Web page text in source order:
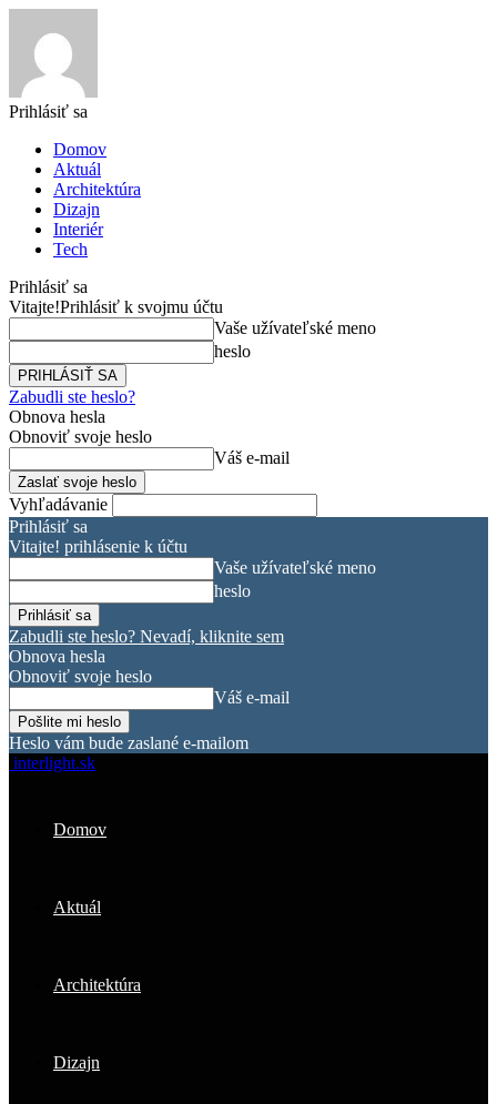
Prihlásiť sa
Domov
Aktuál
Architektúra
Dizajn
Interiér
Tech
Prihlásiť sa
Vitajte!Prihlásiť k svojmu účtu
Vaše užívateľské meno
heslo
Zabudli ste heslo?
Obnova hesla
Obnoviť svoje heslo
Váš e-mail
Vyhľadávanie
Prihlásiť sa
Vitajte! prihlásenie k účtu
Vaše užívateľské meno
heslo
Zabudli ste heslo? Nevadí, kliknite sem
Obnova hesla
Obnoviť svoje heslo
Váš e-mail
Heslo vám bude zaslané e-mailom
interlight.sk
Domov
Aktuál
Architektúra
Dizajn